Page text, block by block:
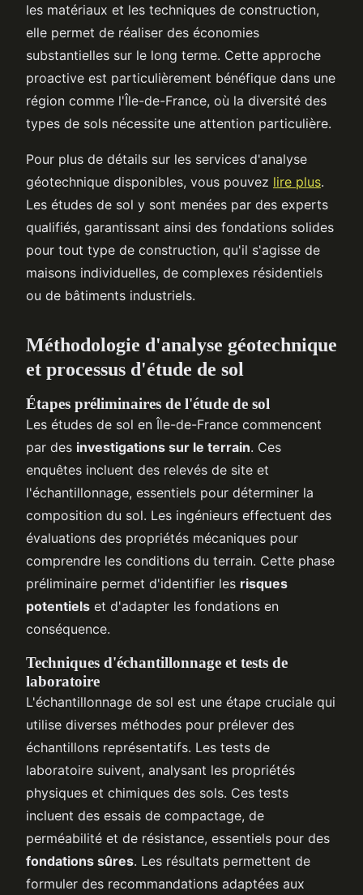
les matériaux et les techniques de construction,
elle permet de réaliser des économies
substantielles sur le long terme. Cette approche
proactive est particulièrement bénéfique dans une
région comme l'Île-de-France, où la diversité des
types de sols nécessite une attention particulière.
Pour plus de détails sur les services d'analyse
géotechnique disponibles, vous pouvez lire plus.
Les études de sol y sont menées par des experts
qualifiés, garantissant ainsi des fondations solides
pour tout type de construction, qu'il s'agisse de
maisons individuelles, de complexes résidentiels
ou de bâtiments industriels.
Méthodologie d'analyse géotechnique
et processus d'étude de sol
Étapes préliminaires de l'étude de sol
Les études de sol en Île-de-France commencent
par des investigations sur le terrain. Ces
enquêtes incluent des relevés de site et
l'échantillonnage, essentiels pour déterminer la
composition du sol. Les ingénieurs effectuent des
évaluations des propriétés mécaniques pour
comprendre les conditions du terrain. Cette phase
préliminaire permet d'identifier les risques
potentiels et d'adapter les fondations en
conséquence.
Techniques d'échantillonnage et tests de
laboratoire
L'échantillonnage de sol est une étape cruciale qui
utilise diverses méthodes pour prélever des
échantillons représentatifs. Les tests de
laboratoire suivent, analysant les propriétés
physiques et chimiques des sols. Ces tests
incluent des essais de compactage, de
perméabilité et de résistance, essentiels pour des
fondations sûres. Les résultats permettent de
formuler des recommandations adaptées aux